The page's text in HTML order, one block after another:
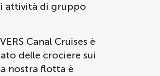
attività di gruppo
Canal Cruises è
delle crociere sui
nostra flotta è